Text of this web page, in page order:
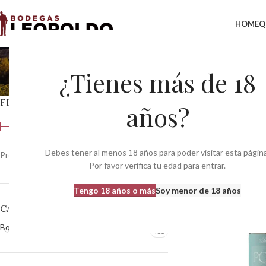
¿Tienes más de 18
años?
Debes tener al menos 18 años para poder visitar esta
Por favor verifica tu edad para entrar.
Tengo 18 años o másSoy menor de 18 años
HOME
FILTRAR POR PRECIO
Filtrar
Precio: —370 €
CATEGORÍAS DEL PRODUCTO
Bodegas 483
Productos